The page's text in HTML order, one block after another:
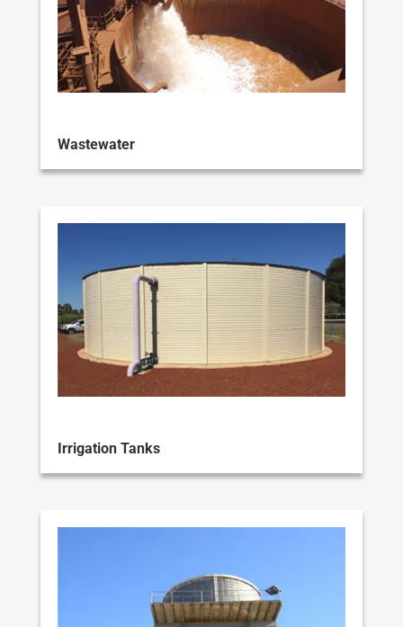
Wastewater
Irrigation Tanks